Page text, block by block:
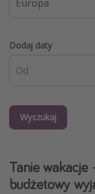
Dodaj daty
Wyszukaj
Tanie
budżetowy